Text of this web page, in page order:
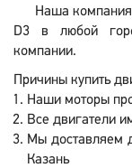
Наша компания
D3 в любой
компании.
Причины купить
Наши моторы
Все двигатели
Мы доставляем
Казань